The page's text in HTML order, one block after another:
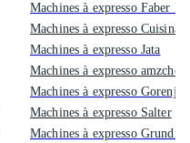
Machines à expresso Faber
Machines à expresso Cuisinart
Machines à expresso Jata
Machines à expresso amzchef
Machines à expresso Gorenje
Machines à expresso Salter
Machines à expresso Grundig